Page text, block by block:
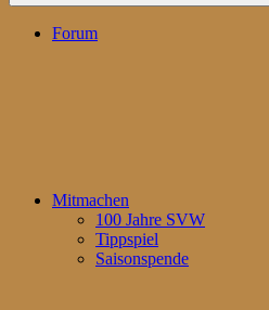
Forum
Mitmachen
100 Jahre SVW
Tippspiel
Saisonspende